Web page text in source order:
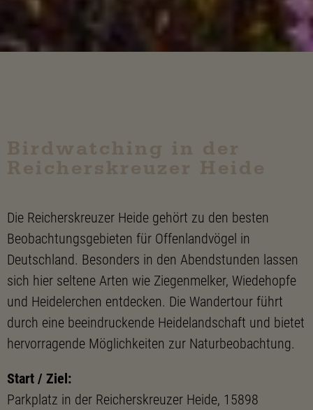
Die Reicherskreuzer Heide gehört zu den besten
Beobachtungsgebieten für Offenlandvögel in
Deutschland. Besonders in den Abendstunden lassen
sich hier seltene Arten wie Ziegenmelker, Wiedehopfe
und Heidelerchen entdecken. Die Wandertour führt
durch eine beeindruckende Heidelandschaft und bietet
hervorragende Möglichkeiten zur Naturbeobachtung.
Start / Ziel:
Parkplatz in der Reicherskreuzer Heide, 15898